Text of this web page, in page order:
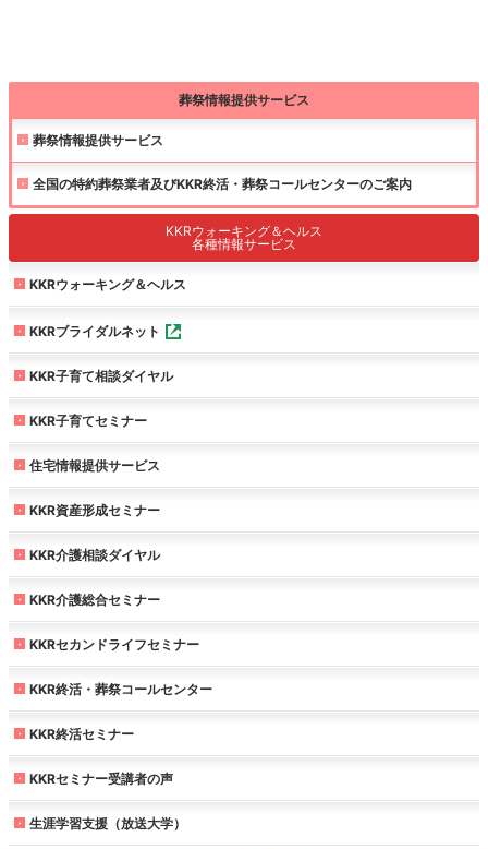
葬祭情報提供サービス
葬祭情報提供サービス
全国の特約葬祭業者及びKKR終活・葬祭コールセンターのご案内
KKRウォーキング＆ヘルス
各種情報サービス
KKRウォーキング＆ヘルス
KKRブライダルネット
KKR子育て相談ダイヤル
KKR子育てセミナー
住宅情報提供サービス
KKR資産形成セミナー
KKR介護相談ダイヤル
KKR介護総合セミナー
KKRセカンドライフセミナー
KKR終活・葬祭コールセンター
KKR終活セミナー
KKRセミナー受講者の声
生涯学習支援（放送大学）